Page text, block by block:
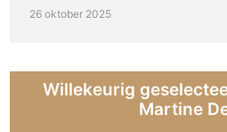
26 oktober 2025
Willekeurig
Martine